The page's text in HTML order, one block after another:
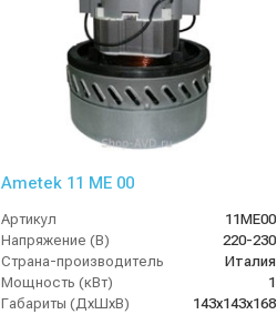
Ametek 11 ME 00
Артикул
11ME00
Напряжение (В)
220-230
Страна-производитель
Италия
Мощность (кВт)
1
Габариты (ДхШхВ)
143х143х168